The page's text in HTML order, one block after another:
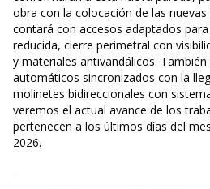
obra con la colocación de las
contará con accesos adaptados
reducida, cierre perimetral con
y materiales antivandálicos.
automáticos sincronizados con la
molinetes bidireccionales con
veremos el actual avance de los
pertenecen a los últimos días del
2026.